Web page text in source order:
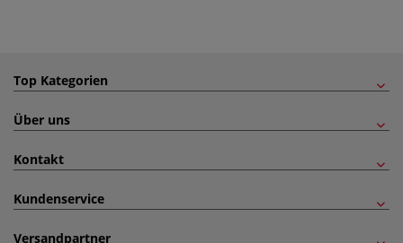
Top Kategorien
Über uns
Kontakt
Kundenservice
Versandpartner